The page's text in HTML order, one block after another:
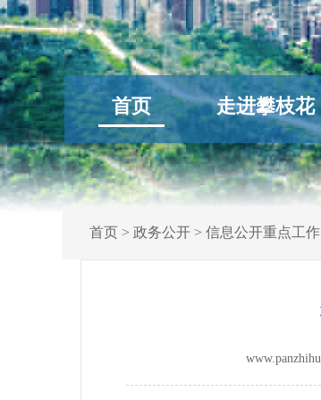
首页 走进攀枝花
首页> 政务公开> 信息公开重点工作